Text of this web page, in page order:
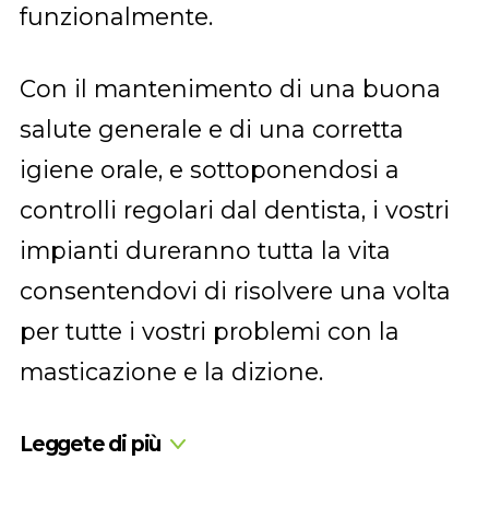
funzionalmente.
Con il mantenimento di una buona
salute generale e di una corretta
igiene orale, e sottoponendosi a
controlli regolari dal dentista, i vostri
impianti dureranno tutta la vita
consentendovi di risolvere una volta
per tutte i vostri problemi con la
masticazione e la dizione.
Leggete di più